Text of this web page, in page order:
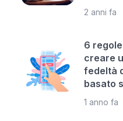
2 anni fa
6
creare
fedeltà
basato
1 anno fa